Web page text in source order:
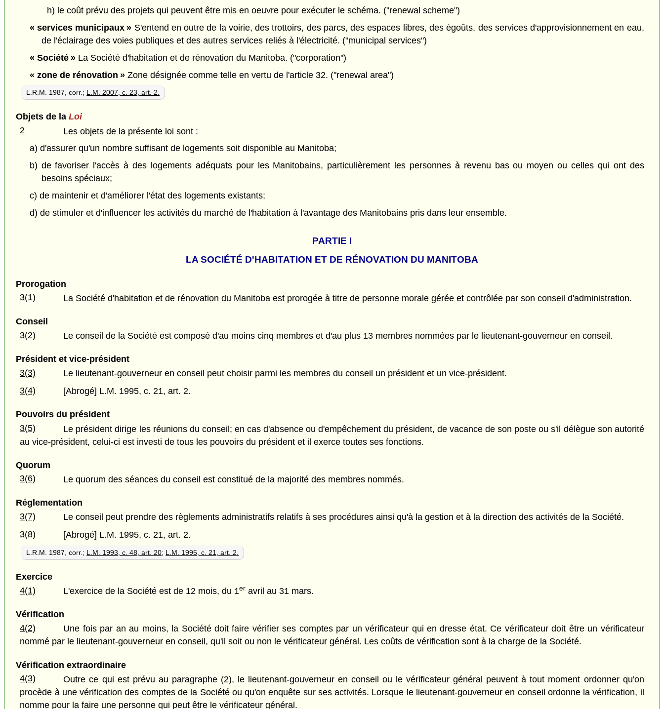
h) le coût prévu des projets qui peuvent être mis en oeuvre pour exécuter le schéma. ("renewal scheme")
« services municipaux » S'entend en outre de la voirie, des trottoirs, des parcs, des espaces libres, des égoûts, des services d'approvisionnement en eau,
de l'éclairage des voies publiques et des autres services reliés à l'électricité. ("municipal services")
« Société »La Société d'habitation et de rénovation du Manitoba. ("corporation")
« zone de rénovation »Zone désignée comme telle en vertu de l'article 32. ("renewal area")
L.R.M. 1987, corr.; L.M. 2007, c. 23, art. 2.
Objets de la Loi
2
Les objets de la présente loi sont :
a) d'assurer qu'un nombre suffisant de logements soit disponible au Manitoba;
b) de favoriser l'accès à des logements adéquats pour les Manitobains, particulièrement les personnes à revenu bas ou moyen ou celles qui ont des
besoins spéciaux;
c) de maintenir et d'améliorer l'état des logements existants;
d) de stimuler et d'influencer les activités du marché de l'habitation à l'avantage des Manitobains pris dans leur ensemble.
PARTIE I
LA SOCIÉTÉ D'HABITATION ET DE RÉNOVATION DU MANITOBA
Prorogation
3(1)
La Société d'habitation et de rénovation du Manitoba est prorogée à titre de personne morale gérée et contrôlée par son conseil d'administration.
Conseil
3(2)
Le conseil de la Société est composé d'au moins cinq membres et d'au plus 13 membres nommées par le lieutenant-gouverneur en conseil.
Président et vice-président
3(3)
Le lieutenant-gouverneur en conseil peut choisir parmi les membres du conseil un président et un vice-président.
3(4)
[Abrogé] L.M. 1995, c. 21, art. 2.
Pouvoirs du président
3(5)
Le président dirige les réunions du conseil; en cas d'absence ou d'empêchement du président, de vacance de son poste ou s'il délègue son autorité
au vice-président, celui-ci est investi de tous les pouvoirs du président et il exerce toutes ses fonctions.
Quorum
3(6)
Le quorum des séances du conseil est constitué de la majorité des membres nommés.
Réglementation
3(7)
Le conseil peut prendre des règlements administratifs relatifs à ses procédures ainsi qu'à la gestion et à la direction des activités de la Société.
3(8)
[Abrogé] L.M. 1995, c. 21, art. 2.
L.R.M. 1987, corr.; L.M. 1993, c. 48, art. 20; L.M. 1995, c. 21, art. 2.
Exercice
4(1)
L'exercice de la Société est de 12 mois, du 1er avril au 31 mars.
Vérification
4(2)
Une fois par an au moins, la Société doit faire vérifier ses comptes par un vérificateur qui en dresse état. Ce vérificateur doit être un vérificateur
nommé par le lieutenant-gouverneur en conseil, qu'il soit ou non le vérificateur général. Les coûts de vérification sont à la charge de la Société.
Vérification extraordinaire
4(3)
Outre ce qui est prévu au paragraphe (2), le lieutenant-gouverneur en conseil ou le vérificateur général peuvent à tout moment ordonner qu'on
procède à une vérification des comptes de la Société ou qu'on enquête sur ses activités. Lorsque le lieutenant-gouverneur en conseil ordonne la vérification, il
nomme pour la faire une personne qui peut être le vérificateur général.